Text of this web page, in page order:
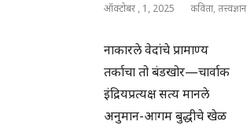
ऑक्टोबर , 1, 2025 कविता, तत्त्वज्ञान
नाकारले वेदांचे प्रामाण्य
तर्काचा तो बंडखोर—चार्वाक
इंद्रियप्रत्यक्ष सत्य मानले
अनुमान-आगम बुद्धीचे खेळ